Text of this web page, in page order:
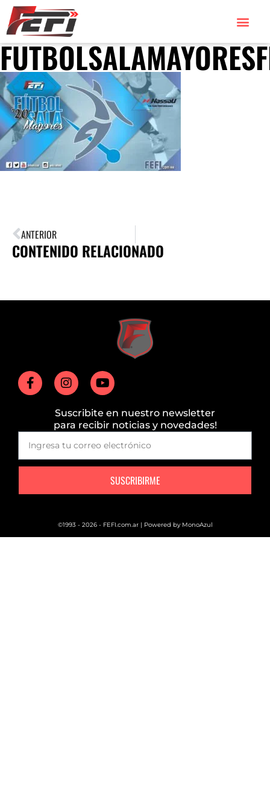
ANTERIOR
CONTENIDO RELACIONADO
Suscribite en nuestro newsletter
para recibir noticias y novedades!
SUSCRIBIRME
©1993 - 2026 - FEFI.com.ar | Powered by MonoAzul